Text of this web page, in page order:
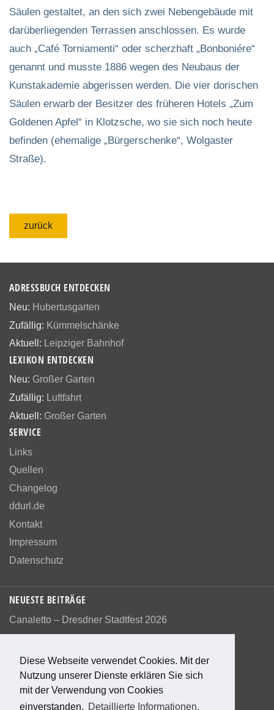
Diese Webseite verwendet Cookies. Mit der
Nutzung unserer Dienste erklären Sie sich
mit der Verwendung von Cookies
einverstanden. Detaillierte Informationen.
Säulen gestaltet, an den sich zwei Nebengebäude mit
darüberliegenden Terrassen anschlossen. Es wurde
auch „Café Torniamenti“ oder scherzhaft „Bonboniére“
genannt und musste 1886 wegen des Neubaus der
Kunstakademie abgerissen werden. Die vier dorischen
Säulen erwarb der Besitzer des früheren Hotels „Zum
Goldenen Apfel“ in Klotzsche, wo sie sich noch heute
befinden (ehemalige „Bürgerschenke“, Wolgaster
Straße).
zurück
ADRESSBUCH ENTDECKEN
Neu: Hubertusgarten
Zufällig: Kümmelschänke
Aktuell: Leipziger Bahnhof
LEXIKON ENTDECKEN
Neu: Großer Garten
Zufällig: Luftfahrt
Aktuell: Großer Garten
SERVICE
Links
Quellen
Changelog
ddurl.de
Kontakt
Impressum
Datenschutz
NEUESTE BEITRÄGE
Canaletto – Dresdner Stadtfest 2026
Bewerte diese Seite